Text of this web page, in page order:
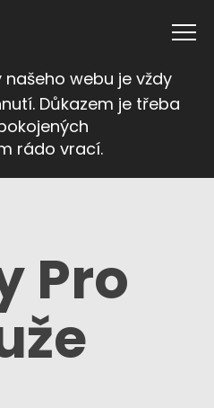
webu je vždy
Důkazem je třeba
rádo vrací.
Pro